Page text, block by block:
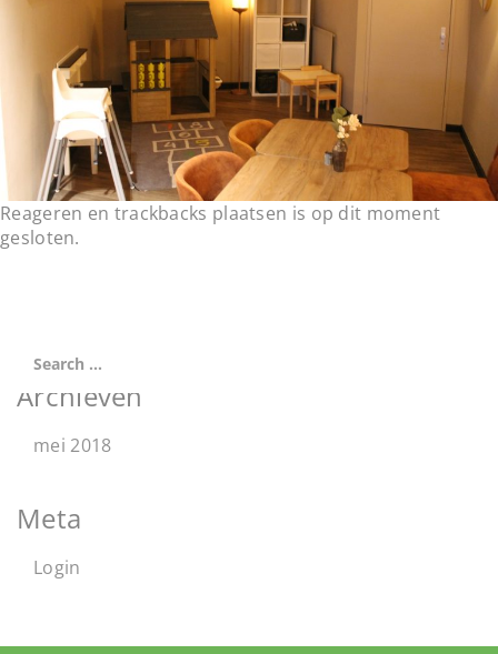
n
Reageren en trackbacks plaatsen is op dit moment
gesloten.
Archieven
mei 2018
Meta
Login